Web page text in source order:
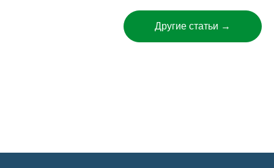
Другие статьи →